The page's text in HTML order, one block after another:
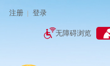
注册 登录
无障碍浏览